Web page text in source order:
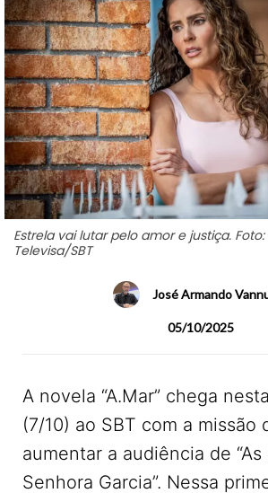
Estrela vai lutar pelo amor e justiça.
Televisa/SBT
José Armando
05/10/2025
A novela “A.Mar” chega
(7/10) ao SBT com a missão
aumentar a audiência de “As
Senhora Garcia”. Nessa